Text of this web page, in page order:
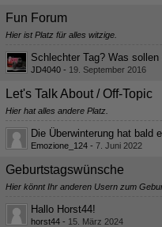
Fun Forum
Hier ist Platz für alles witzige.
JD4040 - 19. September 2016
Let's Talk About / Off-Topic
Hier hat alles andere Platz.
Die Überwinterung hat bald
Emozione_124 - 7. Juni 2022
Geburtstagswünsche
Hier könnt Ihr anderen Usern zum
Hallo Horst44!
horst44 - 15. März 2024